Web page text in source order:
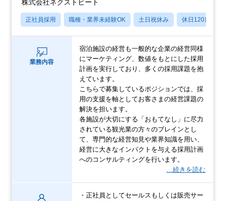
株式会社ネクストビート
正社員採用 職種・業界未経験OK 土日祝休み 休日120日以上
業務内容
宿泊施設の経営も一般的な企業の経営同様
にマーケティング、数値をもとにした採用
計画を実行しており、多くの採用課題を抱
えています。
こちらで募集しているポジションでは、採
用の支援を軸としてお客さまの経営課題の
解決を担います。
各施設が大切にする「おもてなし」に尽力
されている観光業の方々のブレインとし
て、専門的な経営知見や業界知識を用い、
経営に大きなインパクトを与える採用計画
へのコンサルティングを行います。
…続きを読む
・正社員としてセールスもしくは販売サー